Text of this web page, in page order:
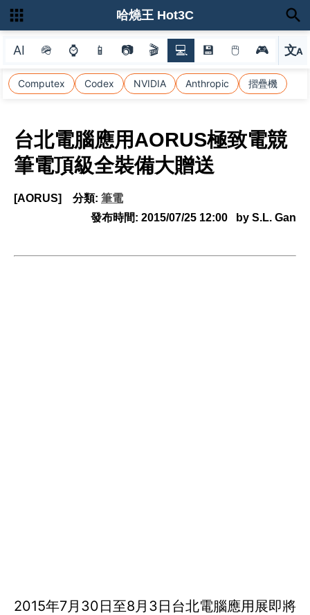
AI 🪖 ⌚ 📱 📷 🎬 💻 💾 🖱 🎮 文A
選
Computex Codex NVIDIA Anthropic 摺疊機
哈燒王 Hot3C
台北電腦應用AORUS極致電競
筆電頂級全裝備大贈送
[AORUS] 分類: 筆電
發布時間: 2015/07/25 12:00 by S.L. Gan
2015年7月30日至8月3日台北電腦應用展即將